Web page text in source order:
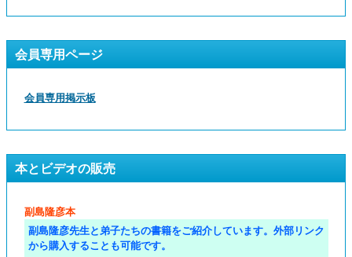
会員専用ページ
会員専用掲示板
本とビデオの販売
副島隆彦本
副島隆彦先生と弟子たちの書籍をご紹介しています。外部リンク
から購入することも可能です。